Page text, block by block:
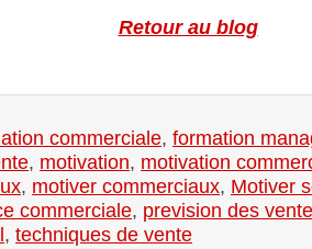
Retour au blog
commerciale, formation
, motivation, motivation
, motiver commerciaux, Motiver
commerciale, prevision des
, techniques de vente